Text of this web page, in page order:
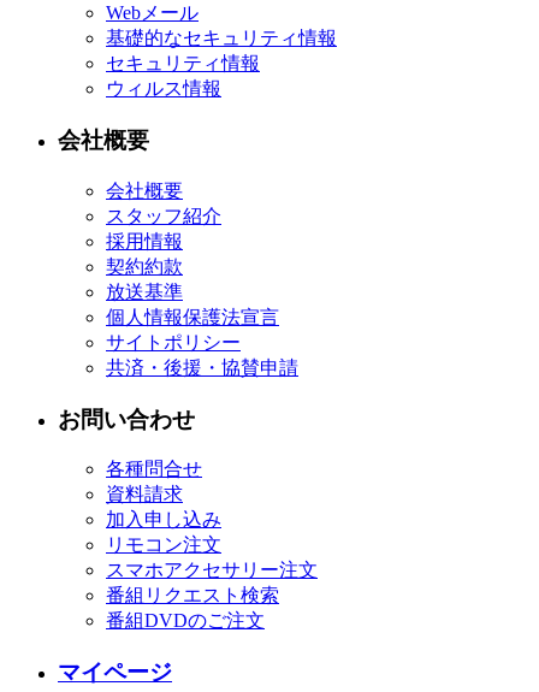
Webメール
基礎的なセキュリティ情報
セキュリティ情報
ウィルス情報
会社概要
会社概要
スタッフ紹介
採用情報
契約約款
放送基準
個人情報保護法宣言
サイトポリシー
共済・後援・協賛申請
お問い合わせ
各種問合せ
資料請求
加入申し込み
リモコン注文
スマホアクセサリー注文
番組リクエスト検索
番組DVDのご注文
マイページ